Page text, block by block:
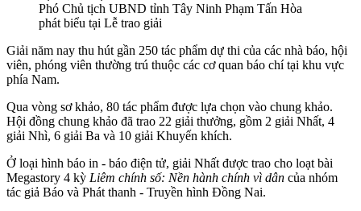
Phó Chủ tịch UBND tỉnh Tây Ninh Phạm Tấn Hòa
phát biểu tại Lễ trao giải
Giải năm nay thu hút gần 250 tác phẩm dự thi của các nhà báo, hội
viên, phóng viên thường trú thuộc các cơ quan báo chí tại khu vực
phía Nam.
Qua vòng sơ khảo, 80 tác phẩm được lựa chọn vào chung khảo.
Hội đồng chung khảo đã trao 22 giải thưởng, gồm 2 giải Nhất, 4
giải Nhì, 6 giải Ba và 10 giải Khuyến khích.
Ở loại hình báo in - báo điện tử, giải Nhất được trao cho loạt bài
Megastory 4 kỳ Liêm chính số: Nền hành chính vì dân của nhóm
tác giả Báo và Phát thanh - Truyền hình Đồng Nai.